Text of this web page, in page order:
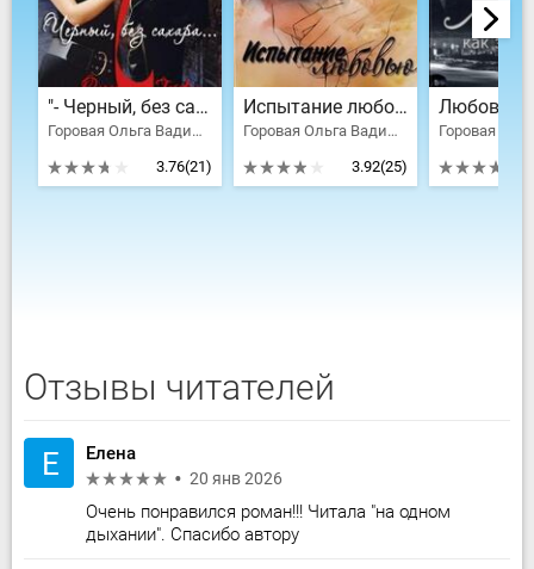
"- Черный, без сахара…"
Горовая Ольга Вадимовна
3.76(21)
Испытание любовью
Горовая Ольга Вадимовна
3.92(25)
Отзывы читателей
Е Елена
20 янв 2026
Очень понравился роман!!! Читала "на одном
дыхании". Спасибо автору